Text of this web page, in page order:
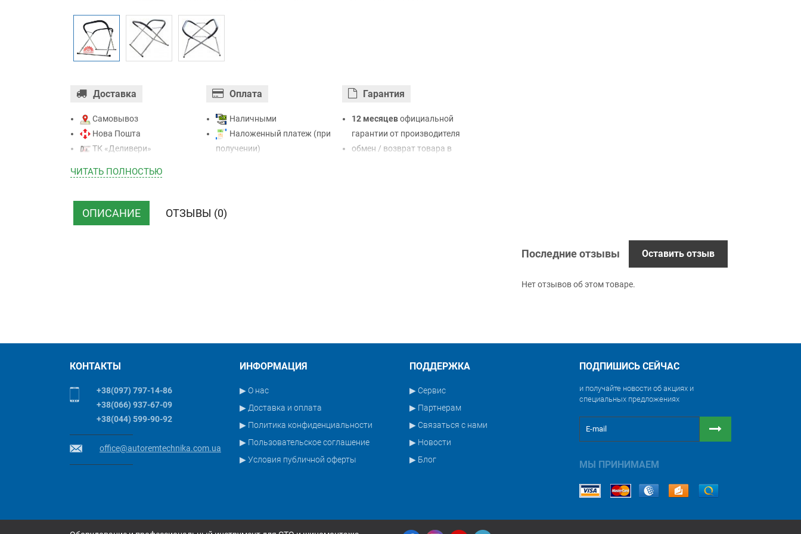
Доставка
Самовывоз
Нова Пошта
ТК «Деливери»
ТК “Justin”
ТК ”УкрПочта”
Оплата
Наличными
Наложенный платеж (при
получении)
Гарантия
12 месяцевофициальной
гарантии от производителя
обмен / возврат товара в
ЧИТАТЬ ПОЛНОСТЬЮ
ОПИСАНИЕ ОТЗЫВЫ (0)
Последние отзывы Оставить отзыв
Нет отзывов об этом товаре.
КОНТАКТЫ
+38(097) 797-14-86
+38(066) 937-67-09
+38(044) 599-90-92
office@autoremtechnika.com.ua
ИНФОРМАЦИЯ
▶ О нас
▶ Доставка и оплата
▶ Политика конфиденциальности
▶ Пользовательское соглашение
▶ Условия публичной оферты
ПОДДЕРЖКА
▶ Сервис
▶ Партнерам
▶ Связаться с нами
▶ Новости
▶ Блог
ПОДПИШИСЬ СЕЙЧАС
и получайте новости об акциях и
специальных предложениях
МЫ ПРИНИМАЕМ